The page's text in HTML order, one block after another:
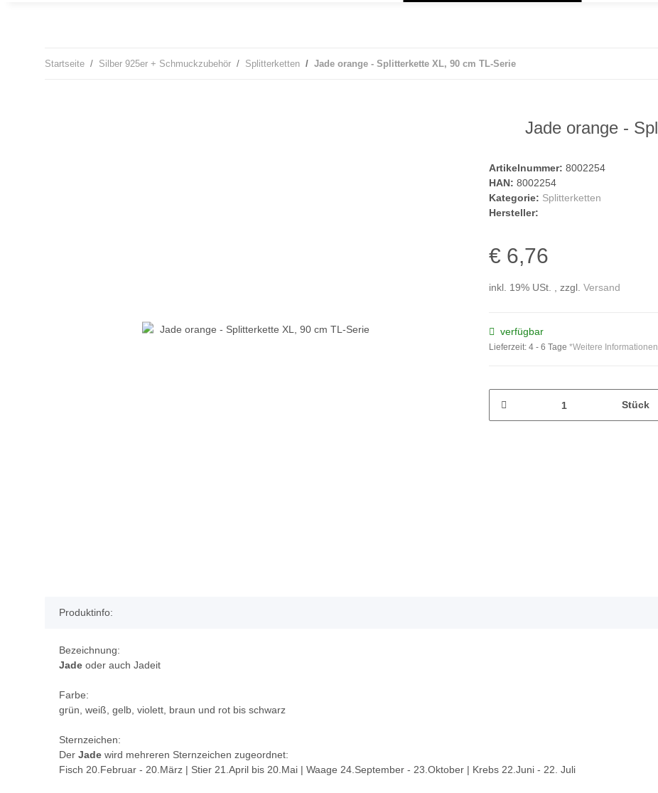
Startseite Silber 925er + Schmuckzubehör Splitterketten Jade orange - Splitterkette XL, 90 cm TL-Serie
Jade orange -
Artikelnummer: 8002254
HAN: 8002254
Kategorie: Splitterketten
Hersteller:
€ 6,76
inkl. 19% USt. , zzgl. Versand
verfügbar
Lieferzeit: 4 - 6 Tage *Weitere Informationen
Stück
Produktinfo:
Bezeichnung:
Jade oder auch Jadeit
Farbe:
grün, weiß, gelb, violett, braun und rot bis schwarz
Sternzeichen:
Der Jade wird mehreren Sternzeichen zugeordnet:
Fisch 20.Februar - 20.März | Stier 21.April bis 20.Mai | Waage 24.September - 23.Oktober | Krebs 22.Juni - 22. Juli